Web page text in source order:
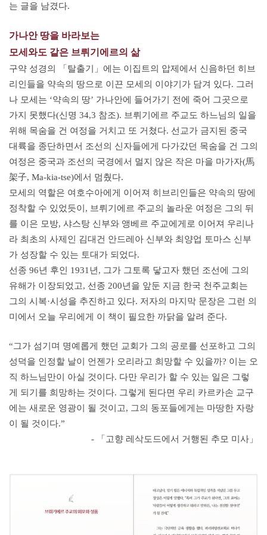
는 글을 남겼다.
가나안 땅을 바라보는
모세와도 같은 브뤼기에르의 삶
구약 성경의 「탈출기」에는 이집트의 압제에서 신음하던 히브
리인들을 약속의 땅으로 이끈 모세의 이야기가 담겨 있다. 그러
나 모세는 ‘약속의 땅’ 가나안에 들어가기 전에 죽어 그곳으로
가지 못했다(신명 34,3 참조). 브뤼기에르 주교도 하느님의 일을
위해 목숨을 건 여정을 거치고 또 거쳤다. 선교가 금지된 중국
대륙을 종단하면서 조선의 신자들에게 다가갔던 목숨을 건 그의
여정은 중국과 조선의 국경에서 멀지 않은 작은 마을 마가자(馬
架子, Ma-kia-tse)에서 멈췄다.
모세의 역할은 여호수아에게 이어져 히브리인들은 약속의 땅에
정착할 수 있었듯이, 브뤼기에르 주교의 놀라운 여정은 그의 뒤
를 이은 모방, 샤스탕 신부와 앵베르 주교에게로 이어져 우리나
라 최초의 사제인 김대건 안드레아 신부와 최양업 토마스 신부
가 성장할 수 있는 토대가 되었다.
선종 96년 후인 1931년, 그가 그토록 닿고자 했던 조선에 그의
유해가 이장되었고, 선종 200년을 앞둔 지금 한국 천주교회는
그의 시복·시성을 추진하고 있다. 저자의 마지막 문장은 그런 의
미에서 오늘 우리에게 이 책이 필요한 까닭을 알려 준다.
“그가 섬기며 명예롭게 했던 교회가 그의 공로를 선포하고 그의
성덕을 인정할 날이 언젠가 오리라고 희망할 수 있을까? 이는 오
직 하느님만이 아실 것이다. 다만 우리가 할 수 있는 일은 그렇
게 되기를 희망하는 것이다. 그렇게 된다면 우리 카르카손 교구
에는 새로운 영광이 될 것이고, 그의 동포들에게는 마땅한 자랑
이 될 것이다.”
- 「고향 레삭도드에서 거행된 추모 미사」